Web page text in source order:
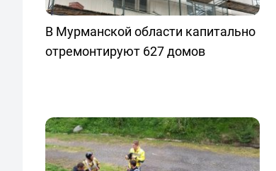
В Мурманской области капитально
отремонтируют 627 домов